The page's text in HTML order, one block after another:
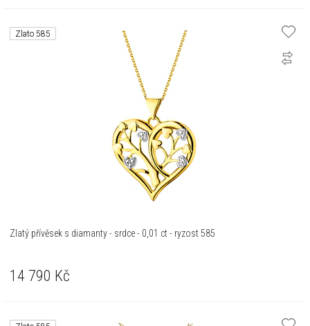
Zlato 585
Zlatý přívěsek s diamanty - srdce - 0,01 ct - ryzost 585
14 790 Kč